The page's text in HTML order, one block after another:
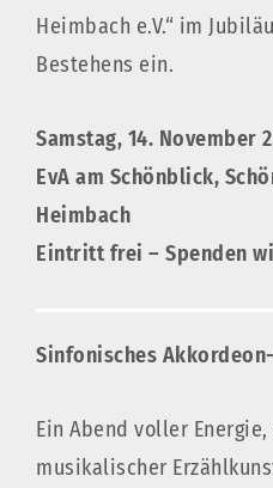
Heimbach e.V.“ im
Bestehens ein.
Samstag, 14. November
EvA am Schönblick,
Heimbach
Eintritt frei – Spenden
Sinfonisches
Ein Abend voller
musikalischer